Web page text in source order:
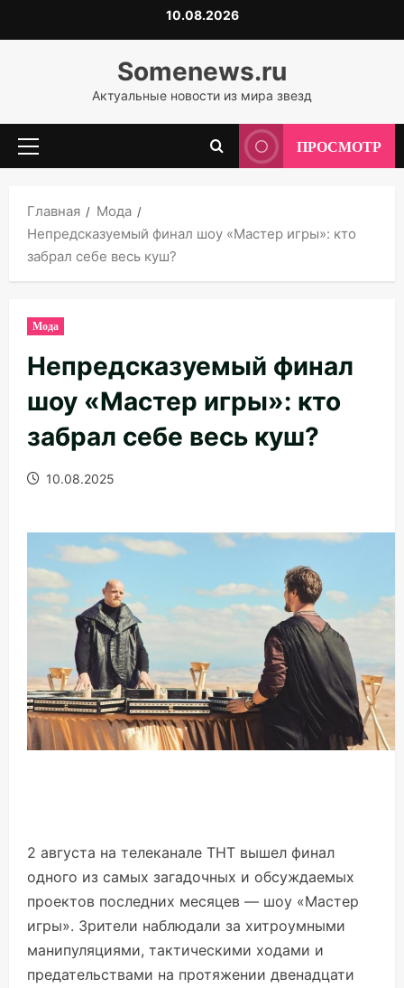
к
10.08.2026
Somenews.ru
Актуальные новости из мира звезд
Основное
ПРОСМОТР
Главная
Мода
Непредсказуемый финал шоу «Мастер игры»: кто
забрал себе весь куш?
Мода
Непредсказуемый финал
шоу «Мастер игры»: кто
забрал себе весь куш?
10.08.2025
2 августа на телеканале ТНТ вышел финал
одного из самых загадочных и обсуждаемых
проектов последних месяцев — шоу «Мастер
игры». Зрители наблюдали за хитроумными
манипуляциями, тактическими ходами и
предательствами на протяжении двенадцати